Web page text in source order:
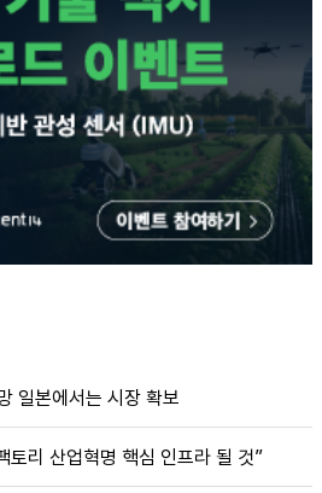
일본에서는 시장 확보
토리 산업혁명 핵심 인프라 될 것”